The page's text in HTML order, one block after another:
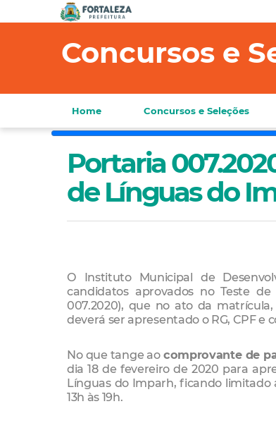
Concursos e
Home Concursos e Seleções
Portaria
de Línguas do
O Instituto Municipal de
candidatos aprovados no Teste
007.2020), que no ato da
deverá ser apresentado o RG, CPF e
No que tange ao comprovante de
dia 18 de fevereiro de 2020 para
Línguas do Imparh, ficando limitado
13h às 19h.